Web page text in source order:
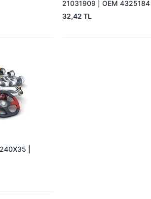
21031909 | OEM 4325184
32,42 TL
|